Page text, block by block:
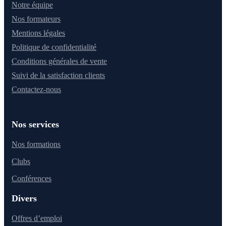
Notre équipe
Nos formateurs
Mentions légales
Politique de confidentialité
Conditions générales de vente
Suivi de la satisfaction clients
Contactez-nous
Nos services
Nos formations
Clubs
Conférences
Divers
Offres d’emploi